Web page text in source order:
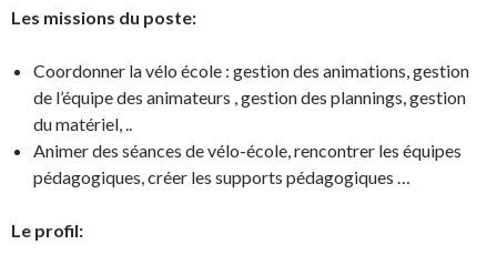
Les missions du poste:
Coordonner la vélo école : gestion des animations, gestion
de l’équipe des animateurs , gestion des plannings, gestion
du matériel, ..
Animer des séances de vélo-école, rencontrer les équipes
pédagogiques, créer les supports pédagogiques …
Le profil: